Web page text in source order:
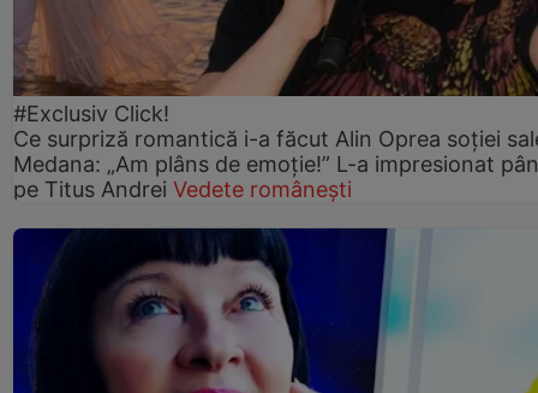
#Exclusiv Click!
Ce surpriză romantică i-a făcut Alin Oprea soției
Medana: „Am plâns de emoție!” L-a impresionat
pe Titus Andrei Vedete românești